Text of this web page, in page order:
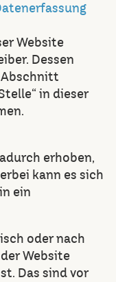
Website
Dessen
in dieser
erhoben,
kann es sich
ein
oder nach
Website
Das sind vor